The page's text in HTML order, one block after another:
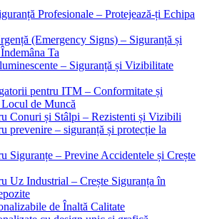
Profesionale – Protejează-ți Echipa
(Emergency Signs) – Siguranță și
Ta
– Siguranță și Vizibilitate
pentru ITM – Conformitate și
de Muncă
Conuri și Stâlpi – Rezistenti și Vizibili
prevenire – siguranță și protecție la
Siguranțe – Previne Accidentele și Crește
Uz Industrial – Crește Siguranța în
de Înaltă Calitate